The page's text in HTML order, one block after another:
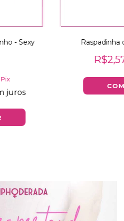
- Sexy
Pix
juros
Raspadinha